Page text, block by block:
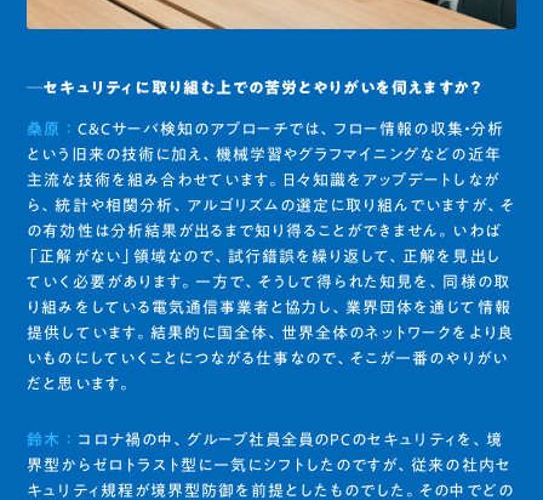
─セキュリティに取り組む上での苦労とやりがいを伺えますか？
桑原 ： C＆Cサーバ検知のアプローチでは、フロー情報の収集・分析
という旧来の技術に加え、機械学習やグラフマイニングなどの近年
主流な技術を組み合わせています。日々知識をアップデートしなが
ら、統計や相関分析、アルゴリズムの選定に取り組んでいますが、そ
の有効性は分析結果が出るまで知り得ることができません。いわば
「正解がない」領域なので、試行錯誤を繰り返して、正解を見出し
ていく必要があります。一方で、そうして得られた知見を、同様の取
り組みをしている電気通信事業者と協力し、業界団体を通じて情報
提供しています。結果的に国全体、世界全体のネットワークをより良
いものにしていくことにつながる仕事なので、そこが一番のやりがい
だと思います。
鈴木 ： コロナ禍の中、グループ社員全員のPCのセキュリティを、境
界型からゼロトラスト型に一気にシフトしたのですが、従来の社内セ
キュリティ規程が境界型防御を前提としたものでした。その中でどの